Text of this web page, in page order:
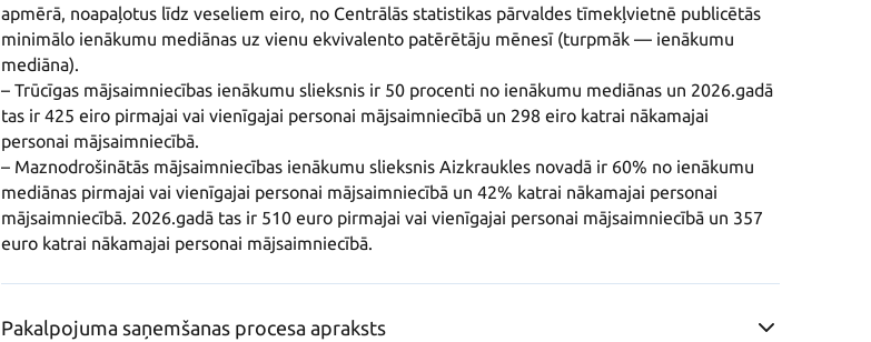
apmērā, noapaļotus līdz veseliem eiro, no Centrālās statistikas pārvaldes tīmekļvietnē publicētās
minimālo ienākumu mediānas uz vienu ekvivalento patērētāju mēnesī (turpmāk — ienākumu
mediāna).
– Trūcīgas mājsaimniecības ienākumu slieksnis ir 50 procenti no ienākumu mediānas un 2026.gadā
tas ir 425 eiro pirmajai vai vienīgajai personai mājsaimniecībā un 298 eiro katrai nākamajai
personai mājsaimniecībā.
– Maznodrošinātās mājsaimniecības ienākumu slieksnis Aizkraukles novadā ir 60% no ienākumu
mediānas pirmajai vai vienīgajai personai mājsaimniecībā un 42% katrai nākamajai personai
mājsaimniecībā. 2026.gadā tas ir 510 euro pirmajai vai vienīgajai personai mājsaimniecībā un 357
euro katrai nākamajai personai mājsaimniecībā.
Pakalpojuma saņemšanas procesa apraksts